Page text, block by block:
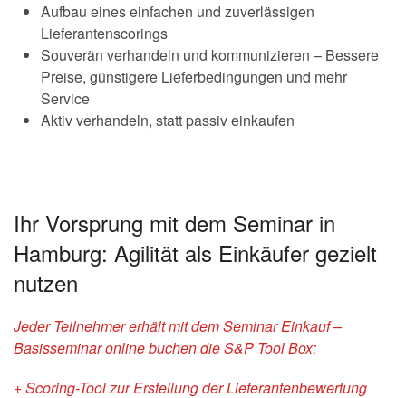
Aufbau eines einfachen und zuverlässigen
Lieferantenscorings
Souverän verhandeln und kommunizieren – Bessere
Preise, günstigere Lieferbedingungen und mehr
Service
Aktiv verhandeln, statt passiv einkaufen
Ihr Vorsprung mit dem Seminar in
Hamburg: Agilität als Einkäufer gezielt
nutzen
Jeder Teilnehmer erhält mit dem Seminar Einkauf –
Basisseminar online buchen die S&P Tool Box:
+ Scoring-Tool zur Erstellung der Lieferantenbewertung